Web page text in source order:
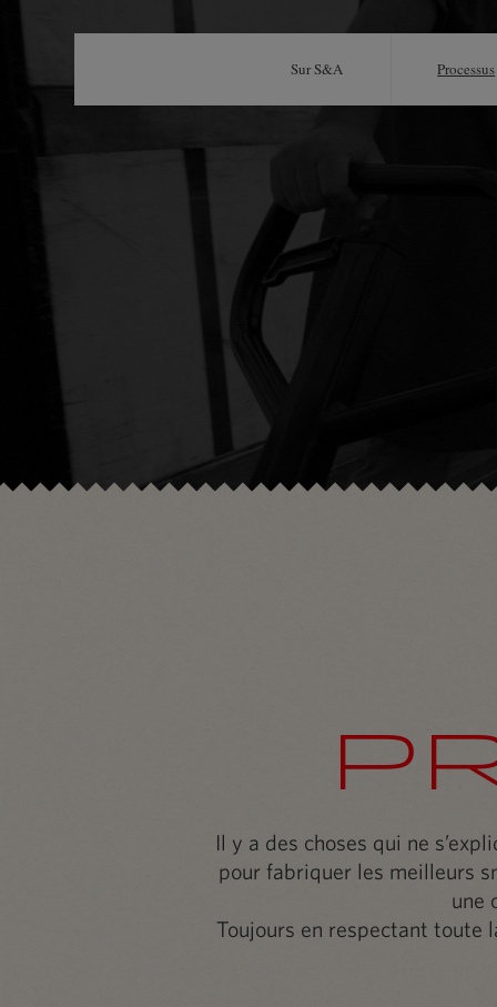
Sur S&A Processus
Il y a des choses qui ne
pour fabriquer les meilleurs
une
Toujours en respectant toute